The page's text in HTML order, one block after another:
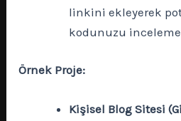
linkini ekleyerek
kodunuzu
Örnek Proje:
Kişisel Blog Sitesi